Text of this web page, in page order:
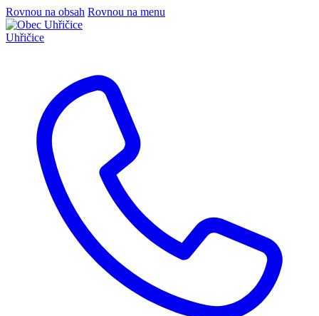
Rovnou na obsah Rovnou na menu
Uhřičice